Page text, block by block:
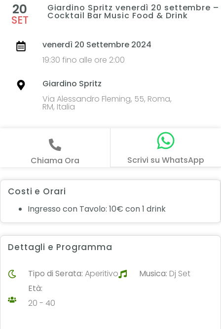
20
SET
Giardino Spritz venerdì 20 settembre –
Cocktail Bar Music Food & Drink
venerdì 20 Settembre 2024
19:30 fino alle ore 2:00
Giardino Spritz
Via Alessandro Fleming, 55, Roma,
RM, Italia
Chiama Ora Scrivi su WhatsApp
Costi e Orari
Ingresso con Tavolo: 10€ con 1 drink
Dettagli e Programma
Tipo di Serata:Aperitivo Musica: Dj Set
Età:
20 - 40